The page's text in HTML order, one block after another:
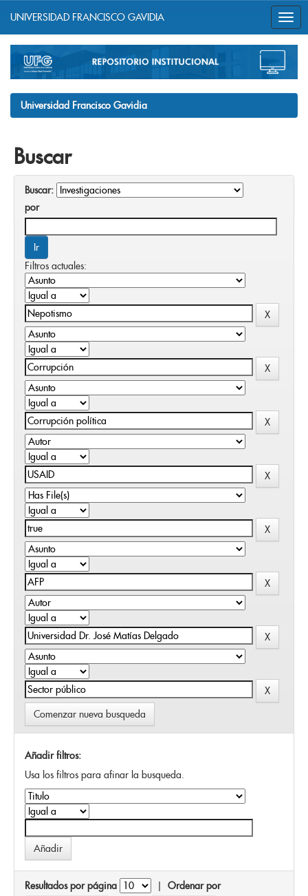
navigation
UNIVERSIDAD FRANCISCO GAVIDIA
Universidad Francisco Gavidia
Buscar
Buscar:
por
Filtros actuales:
Comenzar nueva busqueda
Añadir filtros:
Usa los filtros para afinar la busqueda.
Resultados por página | Ordenar por